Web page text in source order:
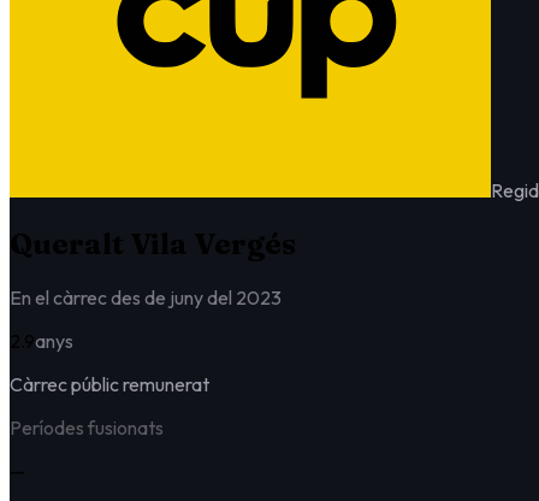
En el càrrec des de juny del 2023
anys
Càrrec públic remunerat
Períodes fusionats